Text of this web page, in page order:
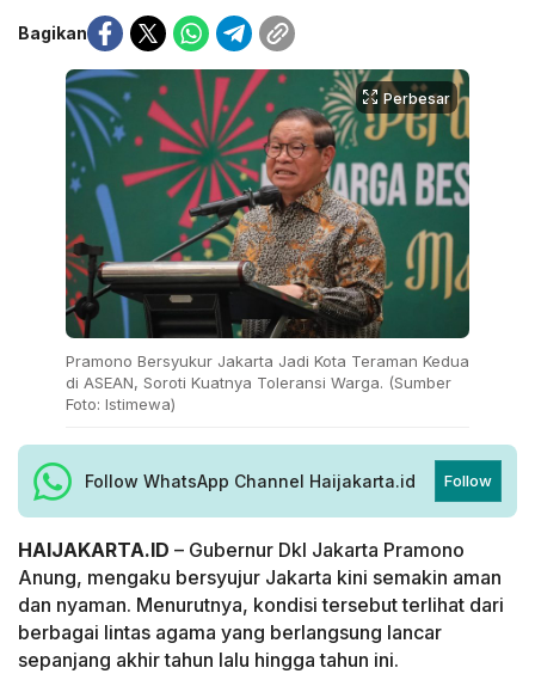
Bagikan
Perbesar
Pramono Bersyukur Jakarta Jadi Kota Teraman Kedua
di ASEAN, Soroti Kuatnya Toleransi Warga. (Sumber
Foto: Istimewa)
Follow WhatsApp Channel Haijakarta.id Follow
HAIJAKARTA.ID – Gubernur DkI Jakarta Pramono
Anung, mengaku bersyujur Jakarta kini semakin aman
dan nyaman. Menurutnya, kondisi tersebut terlihat dari
berbagai lintas agama yang berlangsung lancar
sepanjang akhir tahun lalu hingga tahun ini.